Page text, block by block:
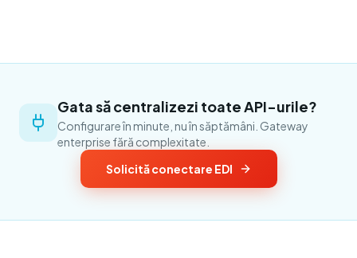
Gata să centralizezi toate API-urile?
Configurare în minute, nu în săptămâni. Gateway
enterprise fără complexitate.
Solicită conectare EDI